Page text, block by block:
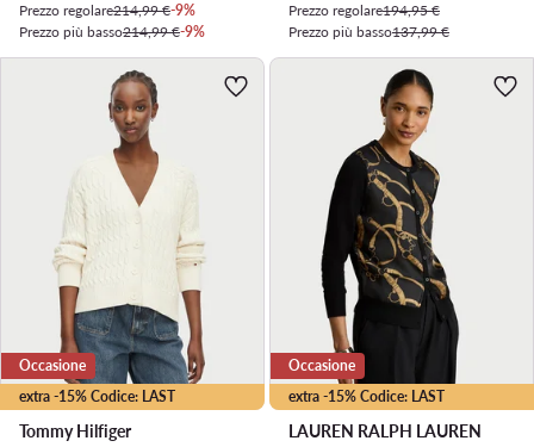
Prezzo regolare214,99 €-9%
Prezzo più basso214,99 €-9%
Prezzo regolare194,95 €
Prezzo più basso137,99 €
extra -15% Codice: LAST
Occasione
Tommy Hilfiger
extra -15% Codice: LAST
Occasione
LAUREN RALPH LAUREN